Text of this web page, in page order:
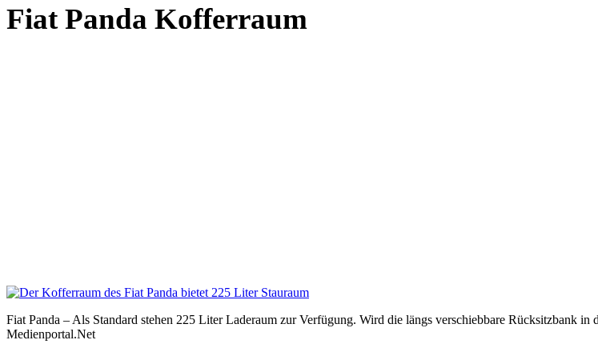
Fiat Panda Kofferraum
Fiat Panda – Als Standard stehen 225 Liter Laderaum zur Verfügung. Wird die längs verschiebbare Rücksitzbank
Medienportal.Net